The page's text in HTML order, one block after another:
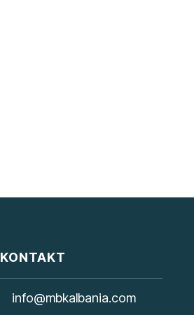
KONTAKT
info@mbkalbania.com